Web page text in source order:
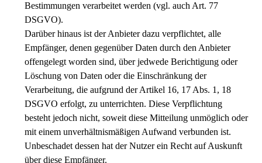
Bestimmungen verarbeitet werden (vgl. auch Art. 77
DSGVO).
Darüber hinaus ist der Anbieter dazu verpflichtet, alle
Empfänger, denen gegenüber Daten durch den Anbieter
offengelegt worden sind, über jedwede Berichtigung oder
Löschung von Daten oder die Einschränkung der
Verarbeitung, die aufgrund der Artikel 16, 17 Abs. 1, 18
DSGVO erfolgt, zu unterrichten. Diese Verpflichtung
besteht jedoch nicht, soweit diese Mitteilung unmöglich oder
mit einem unverhältnismäßigen Aufwand verbunden ist.
Unbeschadet dessen hat der Nutzer ein Recht auf Auskunft
über diese Empfänger.